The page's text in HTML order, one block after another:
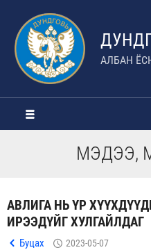
АЛБАН
МЭДЭЭ,
АВЛИГА НЬ ҮР
ИРЭЭДҮЙГ ХУЛГАЙЛДАГ
Буцах 2023-05-07